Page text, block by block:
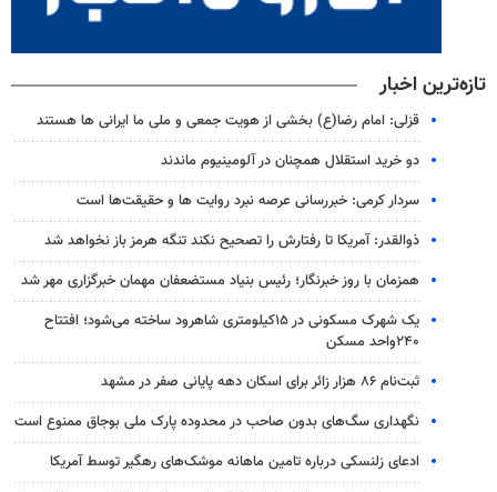
تازه‌ترین اخبار
قزلی: امام رضا(ع) بخشی از هویت جمعی و ملی ما ایرانی ها هستند
دو خرید استقلال همچنان در آلومینیوم ماندند
سردار کرمی: خبررسانی عرصه نبرد روایت ها و حقیقت‌ها است
ذوالقدر: آمریکا تا رفتارش را تصحیح نکند تنگه هرمز باز نخواهد شد
همزمان با روز خبرنگار؛ رئیس بنیاد مستضعفان مهمان خبرگزاری مهر شد
یک شهرک مسکونی در ۱۵کیلومتری شاهرود ساخته می‌شود؛ افتتاح
۲۴۰واحد مسکن
ثبت‌نام ۸۶ هزار زائر برای اسکان دهه پایانی صفر در مشهد
نگهداری سگ‌های بدون صاحب در محدوده پارک ملی بوجاق ممنوع است
ادعای زلنسکی درباره تامین ماهانه موشک‌های رهگیر توسط آمریکا